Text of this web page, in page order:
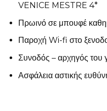
VENICE MESTRE 4*
Πρωινό σε μπουφέ
Παροχή Wi-fi στο
Συνοδός – αρχηγός του
Ασφάλεια αστικής